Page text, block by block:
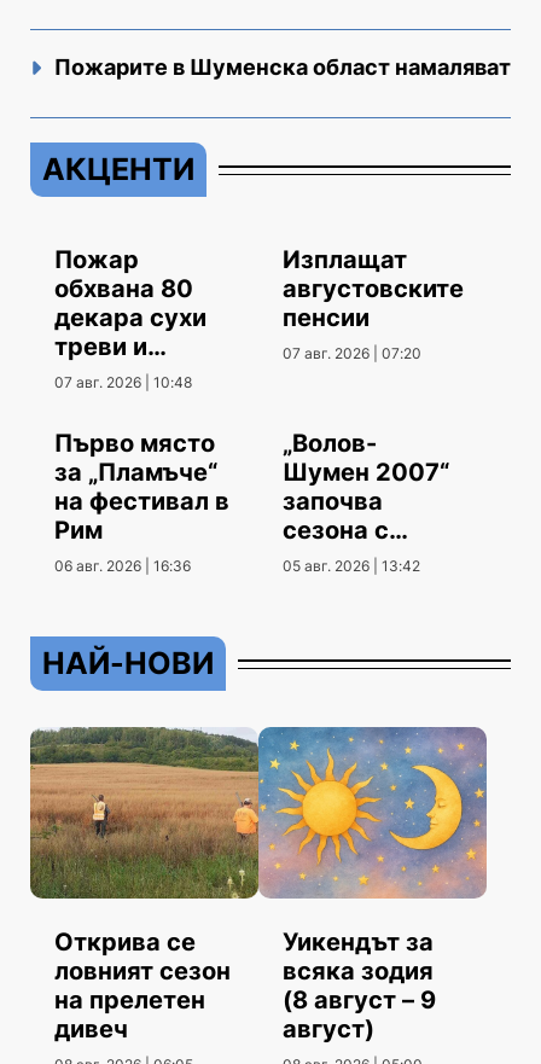
Пожарите в Шуменска област намаляват
АКЦЕНТИ
Пожар
обхвана 80
декара сухи
треви и
храсти
07 авг. 2026 | 10:48
Изплащат
августовските
пенсии
07 авг. 2026 | 07:20
Първо място
за „Пламъче“
на фестивал в
Рим
06 авг. 2026 | 16:36
„Волов-
Шумен 2007“
започва
сезона с
гостуване
05 авг. 2026 | 13:42
НАЙ-НОВИ
Открива се
ловният сезон
на прелетен
дивеч
Уикендът за
всяка зодия
(8 август – 9
август)